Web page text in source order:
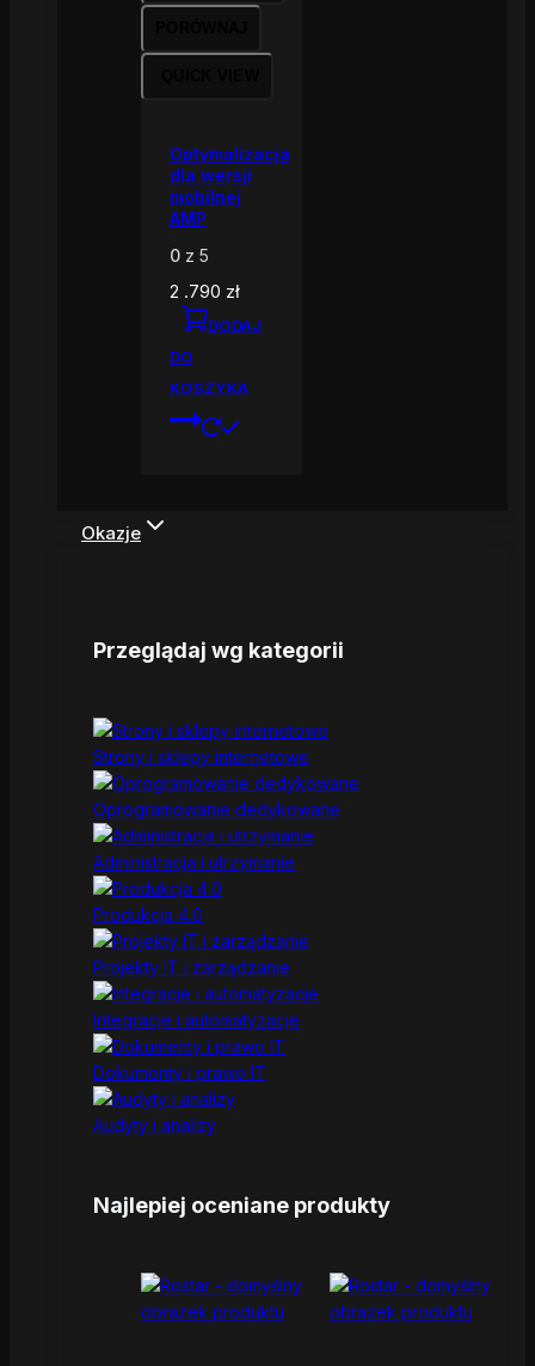
Optymalizacja
dla wersji
mobilnej
AMP
0 z 5
2 .790 zł
DODAJ
DO
KOSZYKA
Okazje
Przeglądaj wg kategorii
Strony i sklepy internetowe
Oprogramowanie dedykowane
Administracja i utrzymanie
Produkcja 4.0
Projekty IT i zarządzanie
Integracje i automatyzacje
Dokumenty i prawo IT
Audyty i analizy
Najlepiej oceniane produkty